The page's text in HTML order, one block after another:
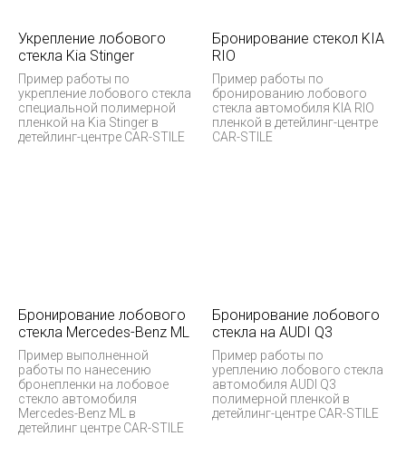
Укрепление лобового
стекла Kia Stinger
Пример работы по
укрепление лобового стекла
специальной полимерной
пленкой на Kia Stinger в
детейлинг-центре CAR-STILE
Бронирование стекол KIA
RIO
Пример работы по
бронированию лобового
стекла автомобиля KIA RIO
пленкой в детейлинг-центре
CAR-STILE
Бронирование лобового
стекла Mercedes-Benz ML
Пример выполненной
работы по нанесению
бронепленки на лобовое
стекло автомобиля
Mercedes-Benz ML в
детейлинг центре CAR-STILE
Бронирование лобового
стекла на AUDI Q3
Пример работы по
уреплению лобового стекла
автомобиля AUDI Q3
полимерной пленкой в
детейлинг-центре CAR-STILE